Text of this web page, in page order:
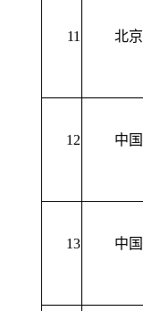
11 北
12 中
13 中